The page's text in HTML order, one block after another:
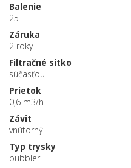
Balenie
25
Záruka
2 roky
Filtračné sitko
súčasťou
Prietok
0,6 m3/h
Závit
vnútorný
Typ trysky
bubbler